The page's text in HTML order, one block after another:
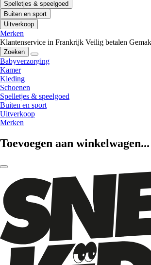
Spelletjes & speelgoed
Buiten en sport
Uitverkoop
Merken
Klantenservice in Frankrijk Veilig betalen
Zoeken
Babyverzorging
Kamer
Kleding
Schoenen
Spelletjes & speelgoed
Buiten en sport
Uitverkoop
Merken
Toevoegen aan winkelwagen...